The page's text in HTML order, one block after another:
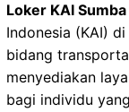
Loker KAI
Indonesia (KAI)
bidang
menyediakan
bagi individu